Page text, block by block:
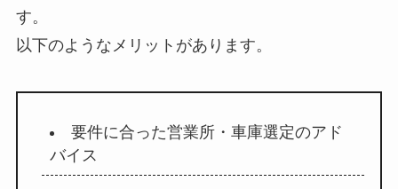
す。
以下のようなメリットがあります。
要件に合った営業所・車庫選定のアド
バイス